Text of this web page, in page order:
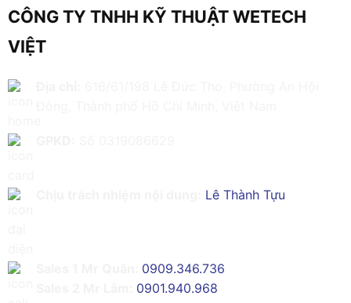
CÔNG TY TNHH KỸ THUẬT WETECH
VIỆT
Lê Thành Tựu
0909.346.736
0901.940.968